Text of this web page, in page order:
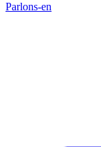
Parlons-en